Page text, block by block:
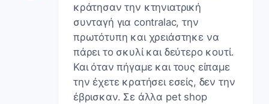
κράτησαν την κτηνιατρική
συνταγή για contralac, την
πρωτότυπη και χρειάστηκε να
πάρει το σκυλί και δεύτερο κουτί.
Και όταν πήγαμε και τους είπαμε
την έχετε κρατήσει εσείς, δεν την
έβρισκαν. Σε άλλα pet shop